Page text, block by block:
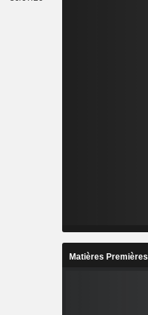
Matières Premières